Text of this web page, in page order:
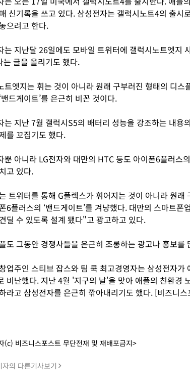
신기록을 쓰고 있다. 삼성전자는 갤럭시노트4의 출시
으려고 한다.
는 지난달 26일에도 모바일 트위터에 갤럭시노트엣
글을 올리기도 했다.
트엣지는 휘는 것이 아니라 원래 구부러진 형태의 디스
밴드게이트’를 은근히 비꼰 것이다.
는 지난 7월 갤럭시S5의 배터리 성능을 강조하는 내용
를 꼬집기도 했다.
뿐 아니라 LG전자와 대만의 HTC 등도 아이폰6플러스
고 있다.
트위터를 통해 G플렉스가 휘어지는 것이 아니라 원래
6플러스의 ‘밴드게이트’를 겨냥했다. 대만의 스마트
딜 수 있도록 설계 됐다"고 광고하고 있다.
도 그동안 경쟁사들을 은근히 조롱하는 광고나 홍보를
업주인 스티브 잡스와 팀 쿡 최고경영자는 삼성전자가
비난했다. 지난 4월 '지구의 날'을 맞아 애플의 친환경
라고 삼성전자를 은근히 깎아내리기도 했다. [비즈니
(c) 비즈니스포스트 무단전재 및 재배포금지>
자의 다른기사보기